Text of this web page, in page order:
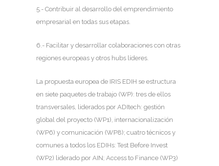
5.- Contribuir al desarrollo del emprendimiento
empresarial en todas sus etapas.
6.- Facilitar y desarrollar colaboraciones con otras
regiones europeas y otros hubs líderes.
La propuesta europea de IRIS EDIH se estructura
en siete paquetes de trabajo (WP): tres de ellos
transversales, liderados por ADItech: gestión
global del proyecto (WP1), internacionalización
(WP6) y comunicación (WP8); cuatro técnicos y
comunes a todos los EDIHs: Test Before Invest
(WP2) liderado por AIN; Access to Finance (WP3)